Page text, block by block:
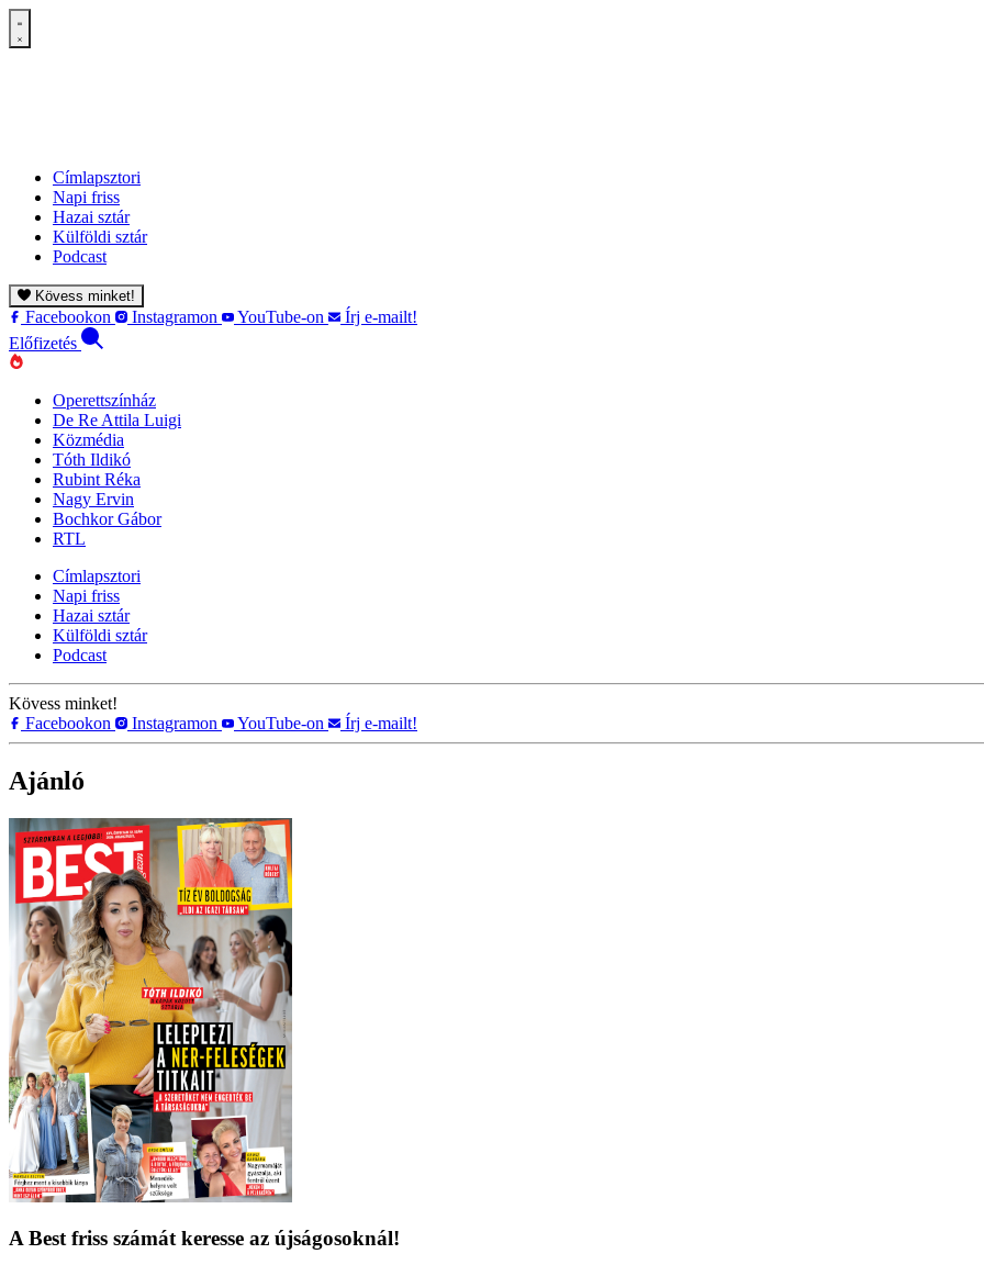
Címlapsztori
Napi friss
Hazai sztár
Külföldi sztár
Podcast
Kövess minket!
Facebookon Instagramon YouTube-on
Írj e-mailt!
Előfizetés
Operettszínház
De Re Attila Luigi
Közmédia
Tóth Ildikó
Rubint Réka
Nagy Ervin
Bochkor Gábor
RTL
Címlapsztori
Napi friss
Hazai sztár
Külföldi sztár
Podcast
Kövess minket!
Facebookon
Instagramon YouTube-on Írj e-mailt!
Ajánló
A Best friss számát keresse az újságosoknál!